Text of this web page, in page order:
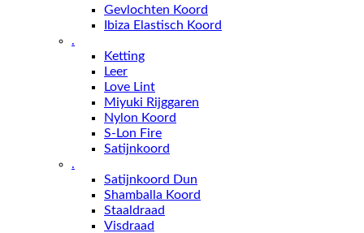
Gevlochten Koord
Ibiza Elastisch Koord
.
Ketting
Leer
Love Lint
Miyuki Rijggaren
Nylon Koord
S-Lon Fire
Satijnkoord
.
Satijnkoord Dun
Shamballa Koord
Staaldraad
Visdraad